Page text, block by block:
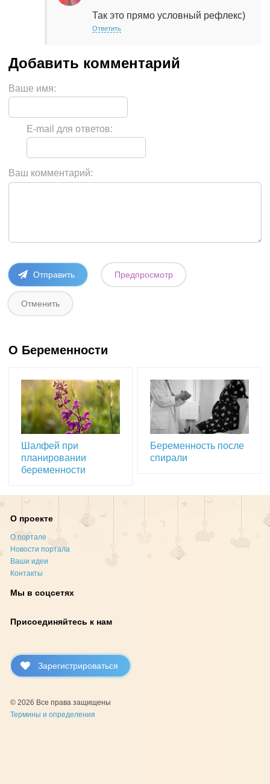
Так это прямо условный рефлекс)
Ответить
Ваше имя:
E-mail для ответов:
Ваш комментарий:
О Беременности
Шалфей при
планировании
беременности
Беременность после
спирали
О проекте
О портале
Новости портала
Ваши идеи
Контакты
Мы в соцсетях
Присоединяйтесь к нам
Зарегистрироваться
© 2026 Все права защищены
Термины и определения